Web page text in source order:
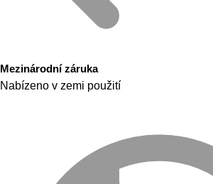
Mezinárodní záruka
Nabízeno v zemi použití